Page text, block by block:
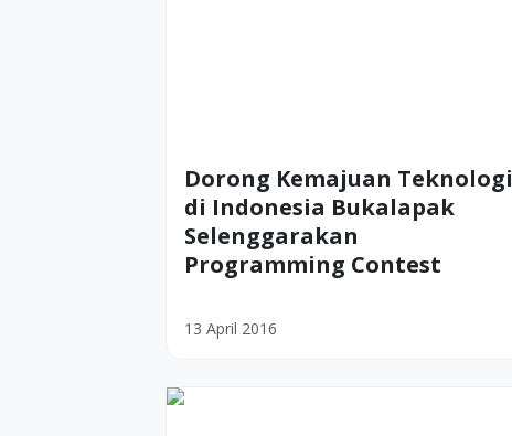
Dorong Kemajuan Teknologi
di Indonesia Bukalapak
Selenggarakan
Programming Contest
13 April 2016